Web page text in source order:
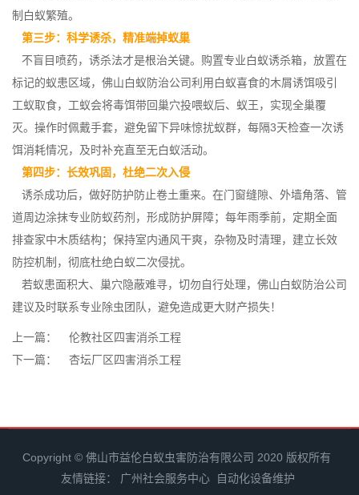
制白蚁繁殖。
第三步：科学诱杀，精准端掉蚁巢
不盲目喷药，诱杀法才是根治关键。购置专业白蚁诱杀箱，放置在
标记的蚁患区域，佛山白蚁防治公司利用白蚁喜食的木屑诱饵吸引
工蚁取食，工蚁会将毒饵带回巢穴投喂蚁后、蚁王，实现全巢覆
灭。操作时佩戴手套，避免留下异味惊扰蚁群，每隔3天检查一次诱
饵消耗情况，及时补充直至无白蚁活动。
第四步：长效巩固，杜绝二次入侵
诱杀成功后，做好防护防止卷土重来。在门窗缝隙、外墙角落、管
道周边涂抹专业防蚁药剂，形成防护屏障；每年雨季前，定期全面
排查家中木质结构；保持室内通风干爽，杂物及时清理，建立长效
防控机制，彻底杜绝白蚁二次侵扰。
若蚁患面积大、巢穴隐蔽难寻，切勿自行处理，佛山白蚁防治公司
建议及时联系专业除虫团队，避免造成更大财产损失！
上一篇：
伦教社区四害消杀工程
下一篇：
杏坛厂区四害消杀工程
Copyright © 佛山市益伦白蚁虫害防治有限公司 2020 版权所有
友情链接：
广州社会服务中心 自动化设备维护